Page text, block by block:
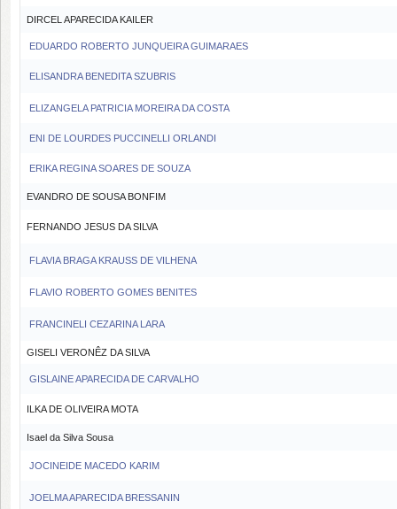
DIRCEL APARECIDA KAILER
EDUARDO ROBERTO JUNQUEIRA GUIMARAES
ELISANDRA BENEDITA SZUBRIS
ELIZANGELA PATRICIA MOREIRA DA COSTA
ENI DE LOURDES PUCCINELLI ORLANDI
ERIKA REGINA SOARES DE SOUZA
EVANDRO DE SOUSA BONFIM
FERNANDO JESUS DA SILVA
FLAVIA BRAGA KRAUSS DE VILHENA
FLAVIO ROBERTO GOMES BENITES
FRANCINELI CEZARINA LARA
GISELI VERONÊZ DA SILVA
GISLAINE APARECIDA DE CARVALHO
ILKA DE OLIVEIRA MOTA
Isael da Silva Sousa
JOCINEIDE MACEDO KARIM
JOELMA APARECIDA BRESSANIN